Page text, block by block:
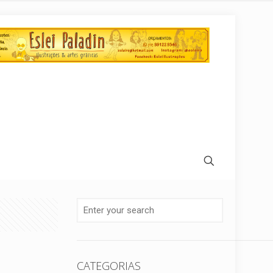
CATEGORIAS